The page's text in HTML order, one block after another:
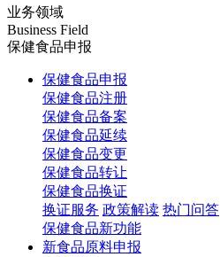
业务领域
Business Field
保健食品申报
保健食品申报
保健食品注册
保健食品备案
保健食品延续
保健食品变更
保健食品转让
保健食品换证
换证服务 政策解读 热门问答
保健食品新功能
新食品原料申报